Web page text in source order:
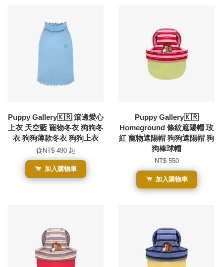
Puppy Gallery🇰🇷 滾邊愛心
上衣 天空藍 寵物冬衣 狗狗冬
衣 狗狗薄款冬衣 狗狗上衣
從 NT$ 490 起
加入購物車
Puppy Gallery🇰🇷
Homeground 條紋遮陽帽 玫
紅 寵物遮陽帽 狗狗遮陽帽 狗
狗棒球帽
NT$ 550
加入購物車